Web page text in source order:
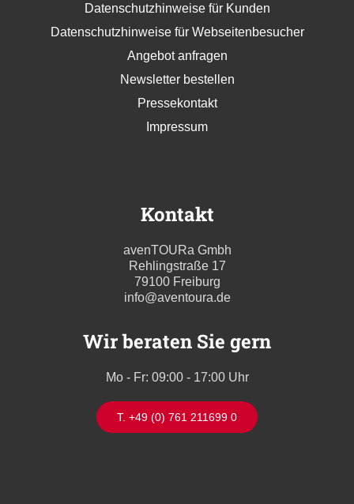
Datenschutzhinweise für Kunden
Datenschutzhinweise für Webseitenbesucher
Angebot anfragen
Newsletter bestellen
Pressekontakt
Impressum
Kontakt
avenTOURa Gmbh
Rehlingstraße 17
79100 Freiburg
info@aventoura.de
Wir beraten Sie gern
Mo - Fr: 09:00 - 17:00 Uhr
T. +49 (0) 761 211699 0